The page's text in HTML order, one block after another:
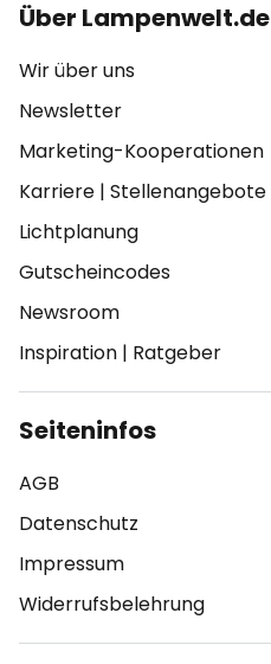
Über Lampenwelt.de
Wir über uns
Newsletter
Marketing-Kooperationen
Karriere | Stellenangebote
Lichtplanung
Gutscheincodes
Newsroom
Inspiration | Ratgeber
Seiteninfos
AGB
Datenschutz
Impressum
Widerrufsbelehrung